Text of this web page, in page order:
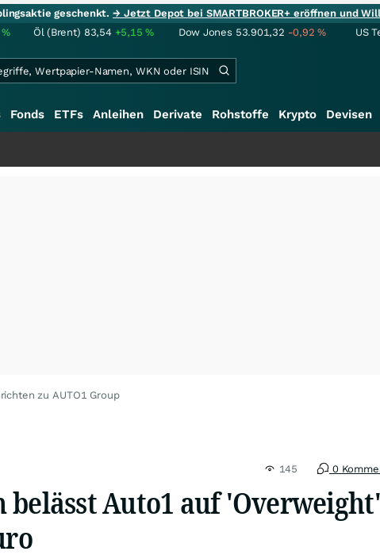
geschenkt.→ Jetzt Depot bei SMARTBROKER+ eröffnen und
% Öl (Brent) 83,54 +5,15% Dow Jones 53.901,32 -0,92% US
Fonds ETFs Anleihen Derivate Rohstoffe Krypto Devisen
zu AUTO1 Group
145 0
belässt Auto1 auf